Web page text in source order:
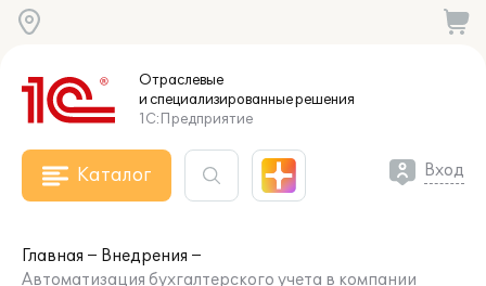
Отраслевые
и специализированныерешения
1С:Предприятие
Каталог Вход
Главная
Внедрения
Автоматизация бухгалтерского учета в компании